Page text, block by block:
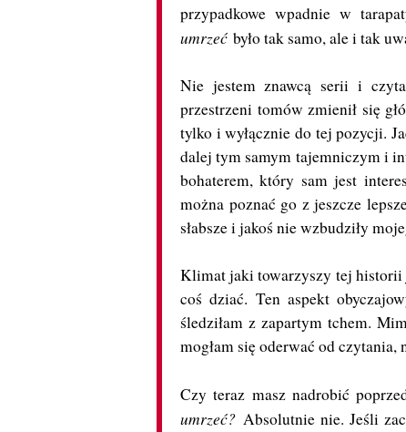
przypadkowe wpadnie w
umrzeć było tak samo, ale i tak
Nie jestem znawcą serii i
przestrzeni tomów zmienił się
tylko i wyłącznie do tej pozycji.
dalej tym samym tajemniczym i
bohaterem, który sam jest
można poznać go z jeszcze
słabsze i jakoś nie wzbudziły
Klimat jaki towarzyszy tej historii
coś dziać. Ten aspekt
śledziłam z zapartym tchem.
mogłam się oderwać od
Czy teraz masz nadrobić
umrzeć? Absolutnie nie. Jeśli